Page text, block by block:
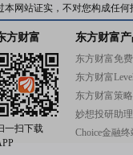
网站证实，不对您构成任何
方财富
一扫下载
东方财富
东方财富免
东方财富
东方财富策
妙想投研助理
Choice金融终